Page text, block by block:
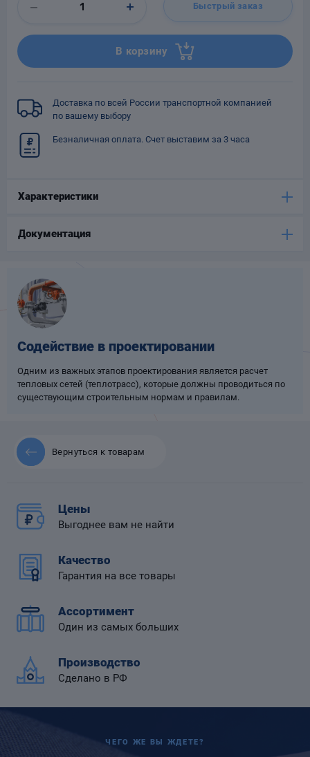
Быстрый заказ
В корзину
Доставка по всей России транспортной компанией
по вашему выбору
Безналичная оплата. Счет выставим за 3 часа
Характеристики
Документация
Содействие в проектировании
Одним из важных этапов проектирования является расчет
тепловых сетей (теплотрасс), которые должны проводиться по
существующим строительным нормам и правилам.
Вернуться к товарам
Цены
Выгоднее вам не найти
Качество
Гарантия на все товары
Ассортимент
Один из самых больших
Производство
Сделано в РФ
ЧЕГО ЖЕ ВЫ ЖДЕТЕ?
Фильтры для
трубопроводов
Компенсаторы